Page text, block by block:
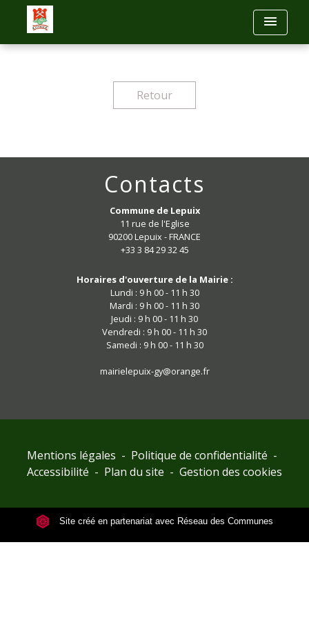
menu
Retour
Contacts
Commune de Lepuix
11 rue de l'Eglise
90200 Lepuix - FRANCE
+33 3 84 29 32 45
Horaires d'ouverture de la Mairie :
Lundi : 9 h 00 - 11 h 30
Mardi : 9 h 00 - 11 h 30
Jeudi : 9 h 00 - 11 h 30
Vendredi : 9 h 00 - 11 h 30
Samedi : 9 h 00 - 11 h 30
mairielepuix-gy@orange.fr
Mentions légales - Politique de confidentialité -
Accessibilité - Plan du site - Gestion des cookies
Site créé en partenariat avec Réseau des Communes